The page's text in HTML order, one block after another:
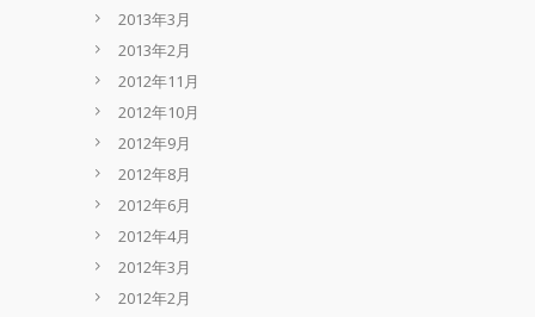
2013年3月
2013年2月
2012年11月
2012年10月
2012年9月
2012年8月
2012年6月
2012年4月
2012年3月
2012年2月